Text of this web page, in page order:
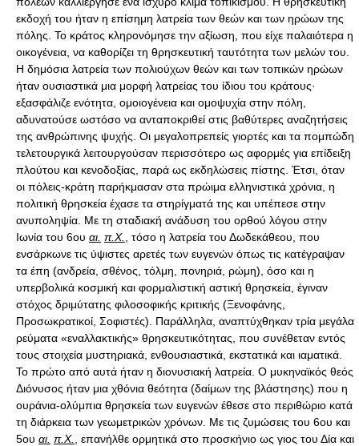
εκδοχή του ήταν η επίσημη λατρεία των θεών και των ηρώων της
πόλης. Το κράτος κληρονόμησε την αξίωση, που είχε παλαιότερα η
οικογένεια, να καθορίζει τη θρησκευτική ταυτότητα των μελών του.
Η δημόσια λατρεία των πολιούχων θεών και των τοπικών ηρώων
ήταν ουσιαστικά μια μορφή λατρείας του ίδιου του κράτους·
εξασφάλιζε ενότητα, ομοιογένεια και ομοψυχία στην πόλη,
αδυνατούσε ωστόσο να ανταποκριθεί στις βαθύτερες αναζητήσεις
της ανθρώπινης ψυχής. Οι μεγαλοπρεπείς γιορτές και τα πομπώδη
τελετουργικά λειτουργούσαν περισσότερο ως αφορμές για επίδειξη
πλούτου και κενοδοξίας, παρά ως εκδηλώσεις πίστης. Έτσι, όταν
οι πόλεις-κράτη παρήκμασαν στα πρώιμα ελληνιστικά χρόνια, η
πολιτική θρησκεία έχασε τα στηρίγματά της και υπέπεσε στην
ανυποληψία. Με τη σταδιακή ανάδυση του ορθού λόγου στην
Ιωνία του 6ου αι. π.Χ.
, τόσο η λατρεία του Δωδεκάθεου, που
ενσάρκωνε τις ύψιστες αρετές των ευγενών όπως τις κατέγραψαν
τα έπη (ανδρεία, σθένος, τόλμη, πονηριά, ρώμη), όσο και η
υπερβολικά κοσμική και φορμαλιστική αστική θρησκεία, έγιναν
στόχος δριμύτατης φιλοσοφικής κριτικής (Ξενοφάνης,
Προσωκρατικοί, Σοφιστές). Παράλληλα, αναπτύχθηκαν τρία μεγάλα
ρεύματα «εναλλακτικής» θρησκευτικότητας, που συνέθεταν εντός
τους στοιχεία μυστηριακά, ενθουσιαστικά, εκστατικά και ιαματικά.
Το πρώτο από αυτά ήταν η διονυσιακή λατρεία. Ο μυκηναϊκός θεός
Διόνυσος ήταν μια χθόνια θεότητα (δαίμων της βλάστησης) που η
ουράνια-ολύμπια θρησκεία των ευγενών έθεσε στο περιθώριο κατά
τη διάρκεια των γεωμετρικών χρόνων. Με τις ζυμώσεις του 6ου και
5ου αι. π.Χ.
, επανήλθε ορμητικά στο προσκήνιο ως γιος του Δία και